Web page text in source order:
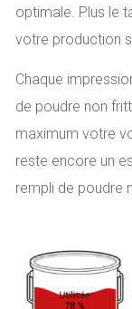
optimale. Plus le
votre production
Chaque
de poudre non
maximum votre
reste encore un
rempli de poudre